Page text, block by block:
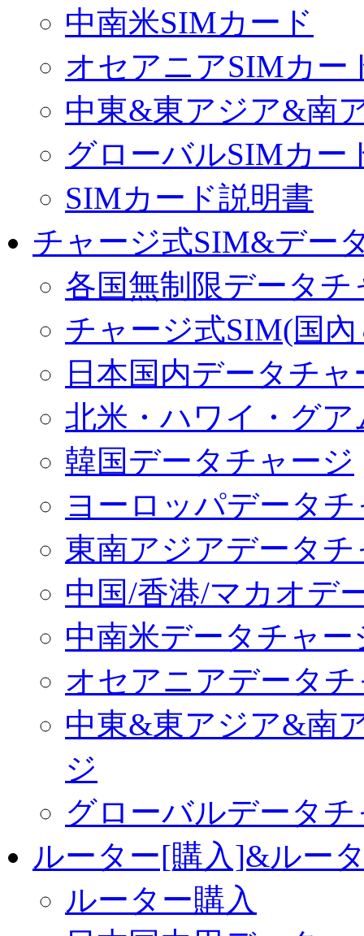
中南米SIMカード
オセアニアSIMカー
中東&東アジア&南
グローバルSIMカー
SIMカード説明書
チャージ式SIM&デー
各国無制限データチ
チャージ式SIM(国
日本国内データチャ
北米・ハワイ・グ
韓国データチャージ
ヨーロッパデータ
東南アジアデータチ
中国/香港/マカオデ
中南米データチャー
オセアニアデータ
中東&東アジア&南
ジ
グローバルデータ
ルーター[購入]&ルー
ルーター購入